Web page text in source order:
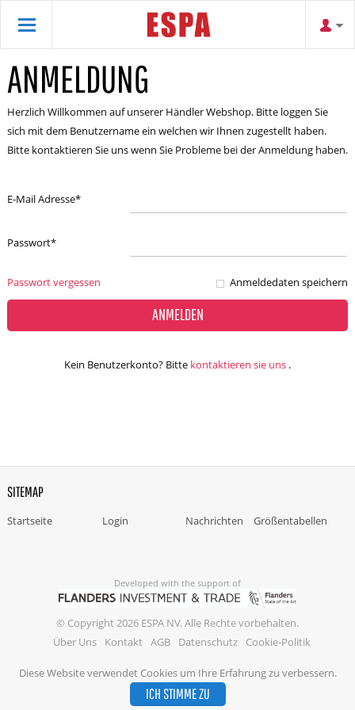
Diese Website verwendet Cookies um Ihre Erfahrung zu verbessern.
ICH STIMME ZU
ANMELDUNG
Herzlich Willkommen auf unserer Händler Webshop. Bitte loggen Sie
sich mit dem Benutzername ein welchen wir Ihnen zugestellt haben.
Bitte kontaktieren Sie uns wenn Sie Probleme bei der Anmeldung haben.
E-Mail Adresse*
Passwort*
Passwort vergessen Anmeldedaten speichern
ANMELDEN
Kein Benutzerkonto? Bitte kontaktieren sie uns .
SITEMAP
Startseite Login Nachrichten Größentabellen
Developed with the support of
© Copyright 2026 ESPA NV. Alle Rechte vorbehalten.
Über Uns
Kontakt AGB Datenschutz Cookie-Politik